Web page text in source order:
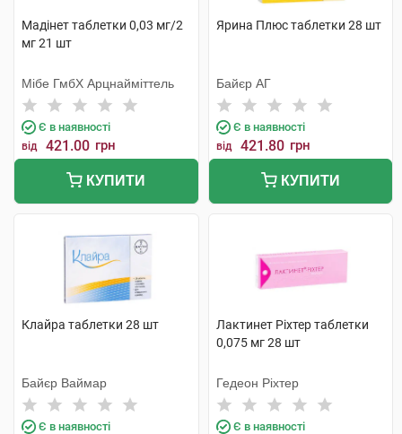
Мадінет таблетки 0,03 мг/2
мг 21 шт
Мібе ГмбХ Арцнайміттель
Є в наявності
від 421.00 грн
КУПИТИ
Ярина Плюс таблетки 28 шт
Байєр АГ
Є в наявності
від 421.80 грн
КУПИТИ
Клайра таблетки 28 шт
Байєр Ваймар
Є в наявності
Лактинет Ріхтер таблетки
0,075 мг 28 шт
Гедеон Ріхтер
Є в наявності